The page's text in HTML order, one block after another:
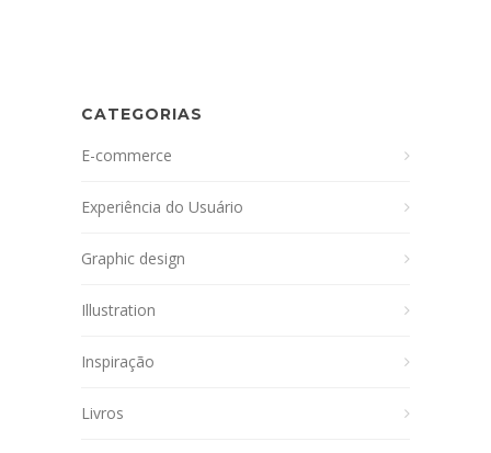
CATEGORIAS
E-commerce
Experiência do Usuário
Graphic design
Illustration
Inspiração
Livros